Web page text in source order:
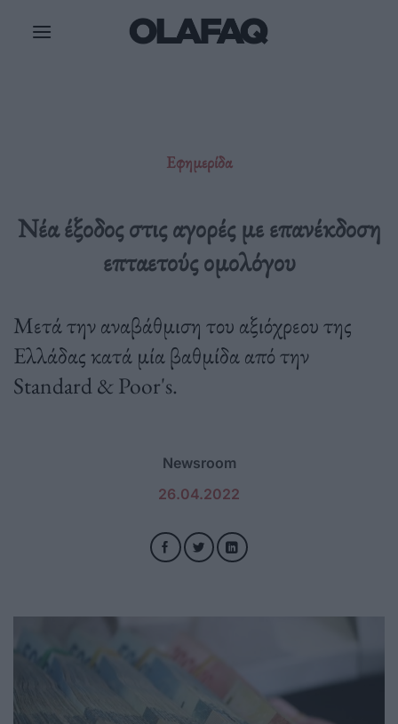
Εφημερίδα
Νέα έξοδος στις αγορές με επανέκδοση
επταετούς ομολόγου
Μετά την αναβάθμιση του αξιόχρεου της
Ελλάδας κατά μία βαθμίδα από την
Standard & Poor's.
Newsroom
26.04.2022